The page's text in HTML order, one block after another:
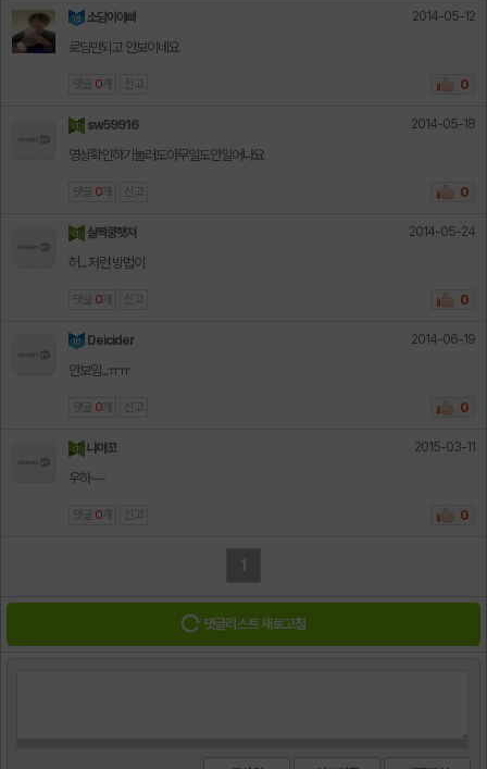
소담이아빠 2014-05-12
로딩만되고 안보이네요
댓글 0 개 신고 0
sw59916 2014-05-18
영상확인하기눌러도아무일도안일어나요
댓글 0 개 신고 0
살짝쿵햇져 2014-05-24
허... 저런 방법이
댓글 0 개 신고 0
Deicider 2014-06-19
안보임...ㅠㅠ
댓글 0 개 신고 0
냐먀꼬 2015-03-11
우하~~
댓글 0 개 신고 0
1
댓글리스트 새로고침